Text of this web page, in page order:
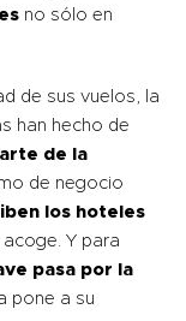
no sólo en
de sus vuelos, la
han hecho de
de la
de negocio
los hoteles
Y para
pasa por la
pone a su